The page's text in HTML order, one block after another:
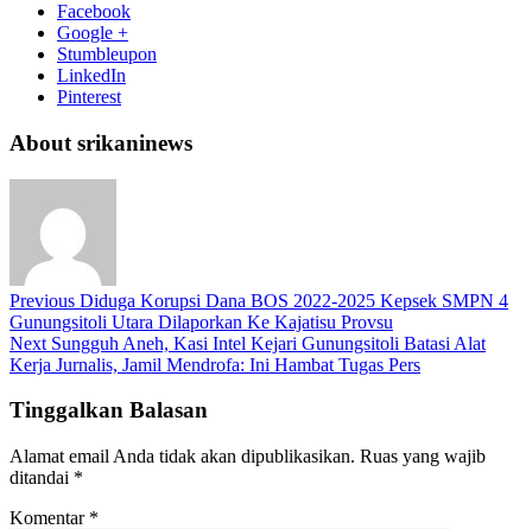
Facebook
Google +
Stumbleupon
LinkedIn
Pinterest
About srikaninews
Previous Diduga Korupsi Dana BOS 2022-2025 Kepsek SMPN 4
Gunungsitoli Utara Dilaporkan Ke Kajatisu Provsu
Next Sungguh Aneh, Kasi Intel Kejari Gunungsitoli Batasi Alat
Kerja Jurnalis, Jamil Mendrofa: Ini Hambat Tugas Pers
Tinggalkan Balasan
Alamat email Anda tidak akan dipublikasikan. Ruas yang wajib
ditandai *
Komentar *